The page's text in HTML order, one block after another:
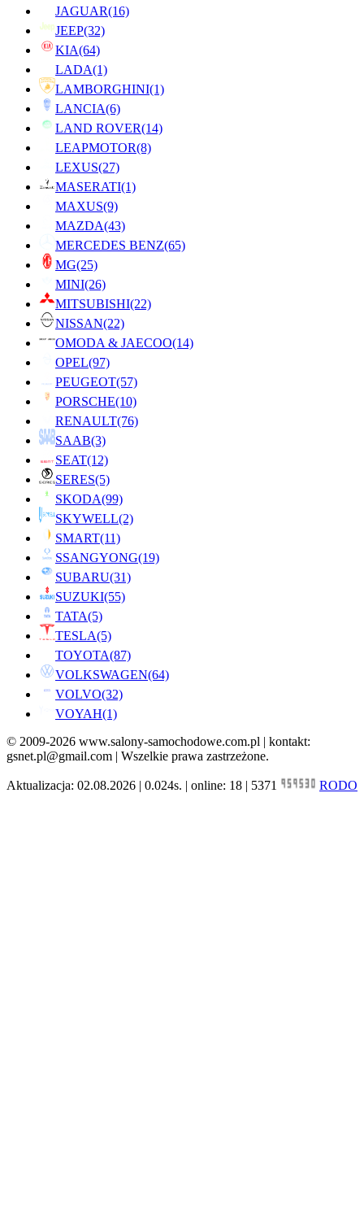
JAGUAR(16)
JEEP(32)
KIA(64)
LADA(1)
LAMBORGHINI(1)
LANCIA(6)
LAND ROVER(14)
LEAPMOTOR(8)
LEXUS(27)
MASERATI(1)
MAXUS(9)
MAZDA(43)
MERCEDES BENZ(65)
MG(25)
MINI(26)
MITSUBISHI(22)
NISSAN(22)
OMODA & JAECOO(14)
OPEL(97)
PEUGEOT(57)
PORSCHE(10)
RENAULT(76)
SAAB(3)
SEAT(12)
SERES(5)
SKODA(99)
SKYWELL(2)
SMART(11)
SSANGYONG(19)
SUBARU(31)
SUZUKI(55)
TATA(5)
TESLA(5)
TOYOTA(87)
VOLKSWAGEN(64)
VOLVO(32)
VOYAH(1)
© 2009-2026 www.salony-samochodowe.com.pl | kontakt:
gsnet.pl@gmail.com | Wszelkie prawa zastrzeżone.
Aktualizacja: 02.08.2026 | 0.024s. | online: 18 | 5371 RODO